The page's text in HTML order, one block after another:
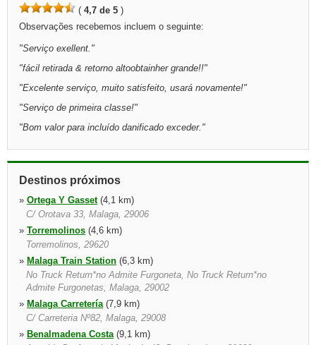
( 4,7 de 5 )
Observações recebemos incluem o seguinte:
"Serviço exellent. "
"fácil retirada & retorno altoobtainher grande!!"
"Excelente serviço, muito satisfeito, usará novamente!"
"Serviço de primeira classe!"
"Bom valor para incluído danificado exceder. "
Destinos próximos
» Ortega Y Gasset(4,1 km)
C/ Orotava 33, Malaga, 29006
» Torremolinos (4,6 km)
Torremolinos, 29620
» Malaga Train Station (6,3 km)
No Truck Return*no Admite Furgoneta, No Truck Return*no
Admite Furgonetas, Malaga, 29002
» Malaga Carretería(7,9 km)
C/ Carreteria Nº82, Malaga, 29008
» Benalmadena Costa(9,1 km)